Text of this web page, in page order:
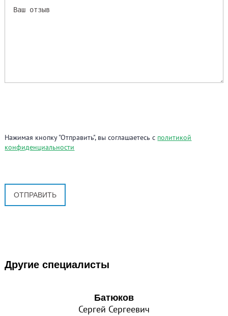
Нажимая кнопку "Отправить", вы соглашаетесь с политикой
конфиденциальности
Другие специалисты
Батюков
Сергей Сергеевич